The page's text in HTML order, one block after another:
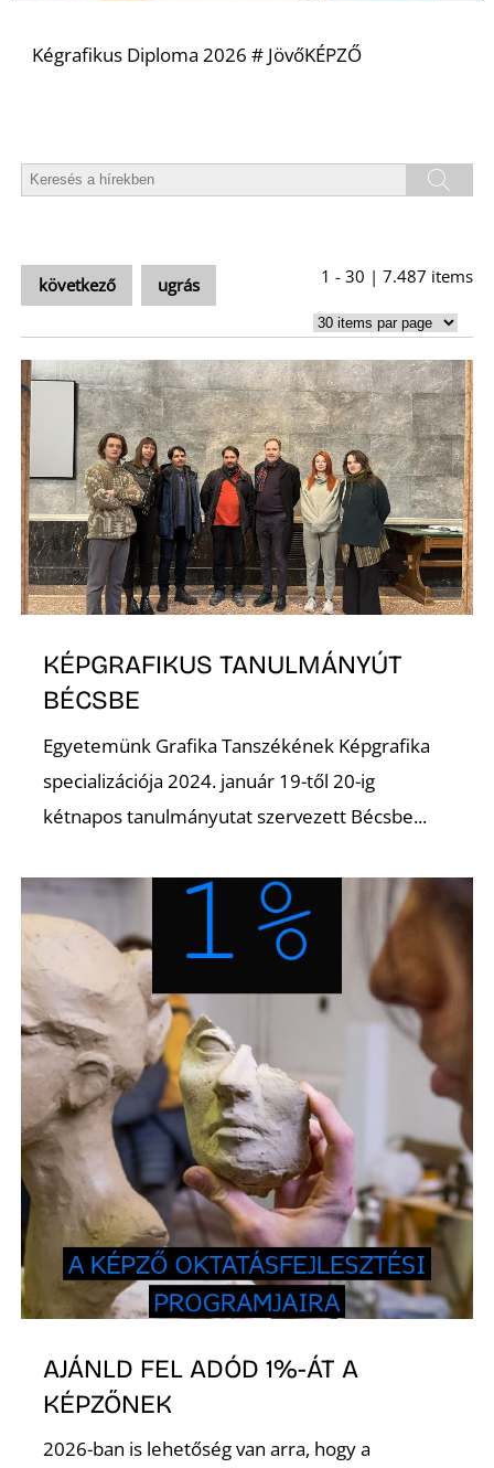
Kégrafikus Diploma 2026 # JövőKÉPZŐ
következő ugrás 1 - 30 | 7.487 items
KÉPGRAFIKUS TANULMÁNYÚT
BÉCSBE
Egyetemünk Grafika Tanszékének Képgrafika
specializációja 2024. január 19-től 20-ig
kétnapos tanulmányutat szervezett Bécsbe...
AJÁNLD FEL ADÓD 1%-ÁT A
KÉPZŐNEK
2026-ban is lehetőség van arra, hogy a